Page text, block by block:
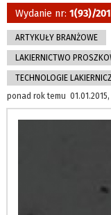
Wydanie nr: 1(93)/
ARTYKUŁY BRANŻOWE
LAKIERNICTWO
TECHNOLOGIE
ponad rok temu